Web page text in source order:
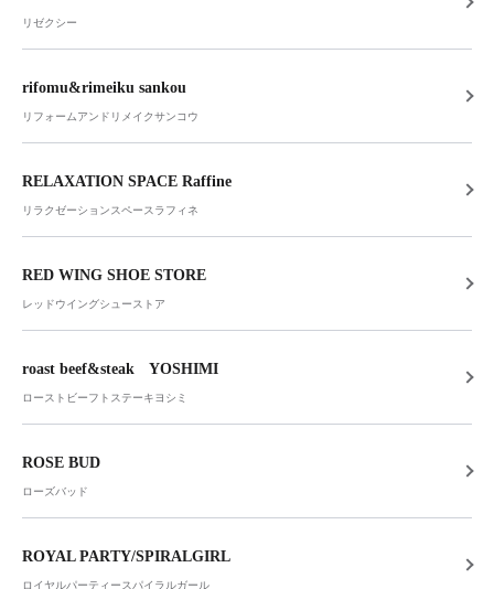
リゼクシー
rifomu&rimeiku sankou
リフォームアンドリメイクサンコウ
RELAXATION SPACE Raffine
リラクゼーションスペースラフィネ
RED WING SHOE STORE
レッドウイングシューストア
roast beef&steak YOSHIMI
ローストビーフトステーキヨシミ
ROSE BUD
ローズバッド
ROYAL PARTY/SPIRALGIRL
ロイヤルパーティースパイラルガール